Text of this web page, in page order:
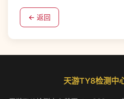
← 返回
天游TY8检测中